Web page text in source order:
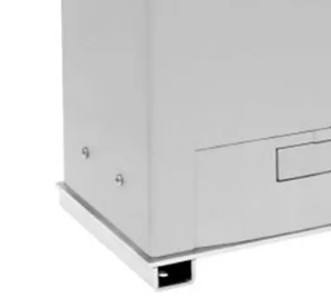
over een snelle motor met
van het gewicht. De YAK25 OTI
om veel zenders/
een efficiënt energiegebruik.